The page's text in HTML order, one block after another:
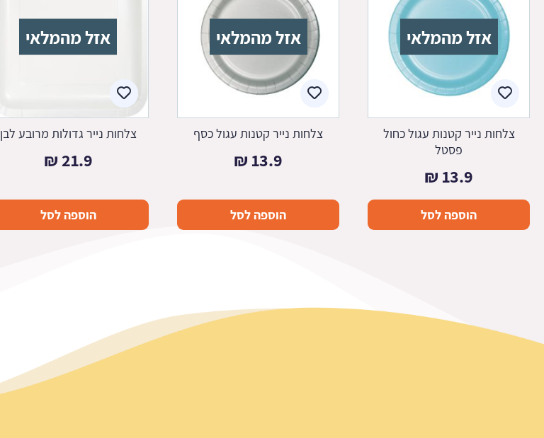
אזל מהמלאי
צלחות נייר קטנות עגול כחול
פסטל
13.9
₪
הוספה לסל
אזל מהמלאי
צלחות נייר קטנות עגול כסף
13.9
₪
הוספה לסל
אזל מהמלאי
צלחות נייר גדולות מרובע לבן
21.9
₪
הוספה לסל